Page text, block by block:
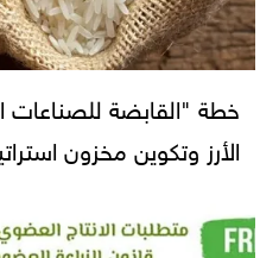
خطة "القابضة
الأرز وتكوين مخزون استراتيجي